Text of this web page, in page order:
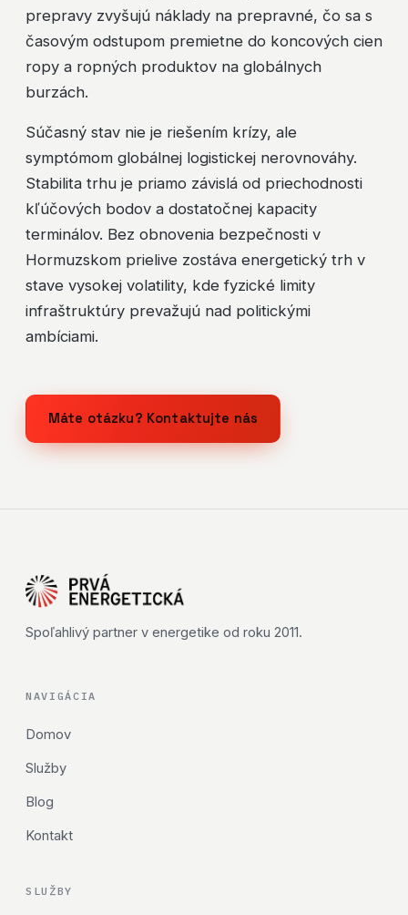
prepravy zvyšujú náklady na prepravné, čo sa s
časovým odstupom premietne do koncových cien
ropy a ropných produktov na globálnych
burzách.
Súčasný stav nie je riešením krízy, ale
symptómom globálnej logistickej nerovnováhy.
Stabilita trhu je priamo závislá od priechodnosti
kľúčových bodov a dostatočnej kapacity
terminálov. Bez obnovenia bezpečnosti v
Hormuzskom prielive zostáva energetický trh v
stave vysokej volatility, kde fyzické limity
infraštruktúry prevažujú nad politickými
ambíciami.
Máte otázku? Kontaktujte nás
Spoľahlivý partner v energetike od roku 2011.
NAVIGÁCIA
Domov
Služby
Blog
Kontakt
SLUŽBY